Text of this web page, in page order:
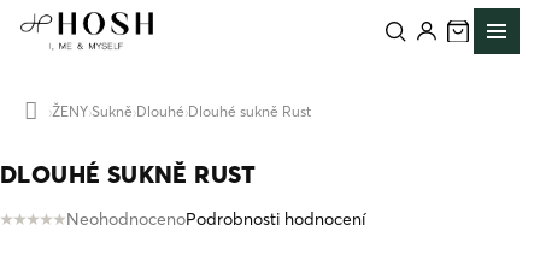
Přejít
Domů
ŽENY Sukně Dlouhé Dlouhé sukně Rust
DLOUHÉ SUKNĚ RUST
PrůměrnéNeohodnocenoPodrobnosti hodnocení